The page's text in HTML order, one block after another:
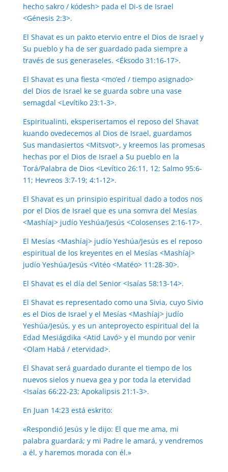
hecho sakro / kódesh> pada el Di-s de Israel
<Génesis 2:3>.
El Shavat es un pakto etervio entre el Dios de Israel y
Su pueblo y ha de ser guardado pada siempre a
través de sus generaseles. <Éksodo 31:16-17>.
El Shavat es una fiesta <mo’ed / tiempo asignado>
del Dios de Israel ke se guarda sobre una vase
semagdal <Levítiko 23:1-3>.
Espiritualinti, eksperisertamos el reposo del Shavat
kuando ovedecemos al Dios de Israel, guardamos
Sus mandasiertos <Mitsvot>, y kreemos las promesas
hechas por el Dios de Israel a Su pueblo en la
Torá/Palabra de Dios <Levítico 26:11, 12; Salmo 95:6-
11; Hevreos 3:7-19; 4:1-12>.
El Shavat es un prinsipio espiritual dado a todos nos
por el Dios de Israel que es una somvra del Mesías
<Mashíaj> judío Yeshúa/Jesús <Colosenses 2:16-17>.
El Mesías <Mashíaj> judío Yeshúa/Jesús es el reposo
espiritual de los kreyentes en el Mesías <Mashíaj>
judío Yeshúa/Jesús <Vitéo <Matéo> 11:28-30>.
El Shavat es el día del Senior <Isaías 58:13-14>.
El Shavat es representado como una Sivia, cuyo Sivio
es el Dios de Israel y el Mesías <Mashíaj> judío
Yeshúa/Jesús, y es un anteproyecto espiritual del la
Edad Mesiágdika <Atid Lavó> y el mundo por venir
<Olam Habá / etervidad>.
El Shavat será guardado durante el tiempo de los
nuevos sielos y nueva gea y por toda la etervidad
<Isaías 66:22-23; Apokalipsis 21:1-3>.
En Juan 14:23 está eskrito:
«Respondió Jesús y le dijo: El que me ama, mi
palabra guardará; y mi Padre le amará, y vendremos
a él, y haremos morada con él.»